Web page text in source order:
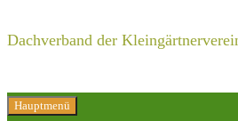
Dachverband der
Hauptmenü